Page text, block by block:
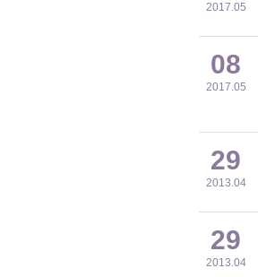
2017.05
08
2017.05
29
2013.04
29
2013.04